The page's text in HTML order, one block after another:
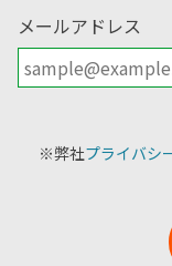
メールアドレス
※弊社プライバシ